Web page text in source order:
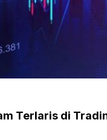
Terlaris di